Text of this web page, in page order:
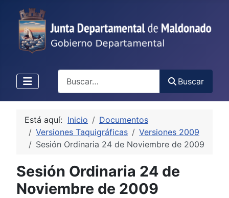
Buscar
Está aquí: Inicio
Documentos
Versiones Taquigráficas
Versiones 2009
Sesión Ordinaria 24 de Noviembre de 2009
Sesión Ordinaria 24 de
Noviembre de 2009